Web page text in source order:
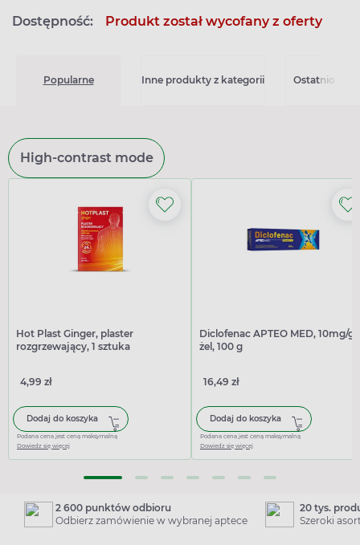
Dostępność: Produkt został wycofany z oferty
Popularne Inne produkty z kategorii Ostatnio
High-contrast mode
Hot Plast Ginger, plaster
rozgrzewający, 1 sztuka
4,99 zł
Dodaj do koszyka
Podana cena jest ceną maksymalną
Dowiedz się więcej
Diclofenac APTEO MED, 10mg/g,
żel, 100 g
16,49 zł
Dodaj do koszyka
Podana cena jest ceną maksymalną
Dowiedz się więcej
2 600 punktów odbioru
Odbierz zamówienie w wybranej aptece
20 tys.
Szeroki